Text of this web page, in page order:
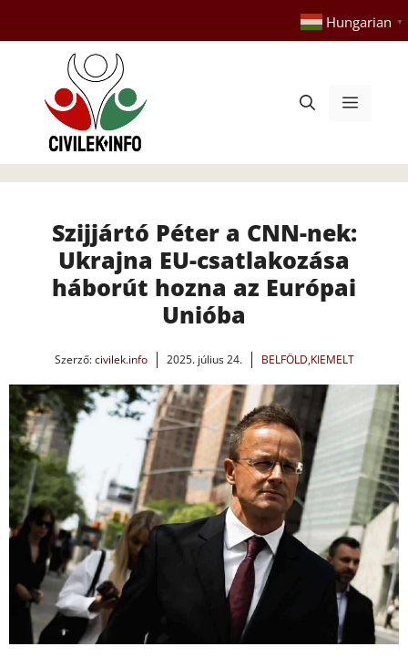
tartalomba
Hungarian ▼
Menü
Szijjártó Péter a CNN-nek:
Ukrajna EU-csatlakozása
háborút hozna az Európai
Unióba
Szerző:civilek.info 2025. július 24. BELFÖLD,KIEMELT